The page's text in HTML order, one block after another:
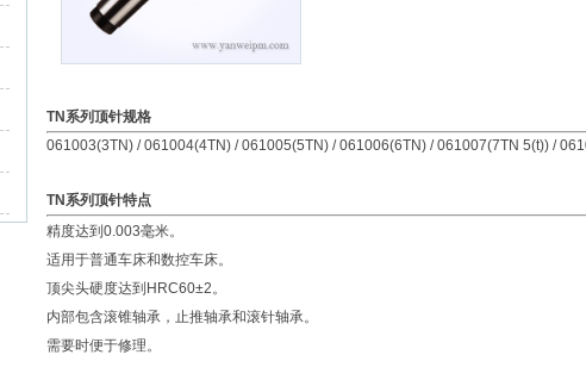
TN系列顶针规格
061003(3TN) / 061004(4TN) / 061005(5TN) / 061006(6TN) / 061007(7TN 5(t)) /
TN系列顶针特点
精度达到0.003毫米。
适用于普通车床和数控车床。
顶尖头硬度达到HRC60±2。
内部包含滚锥轴承，止推轴承和滚针轴承。
需要时便于修理。